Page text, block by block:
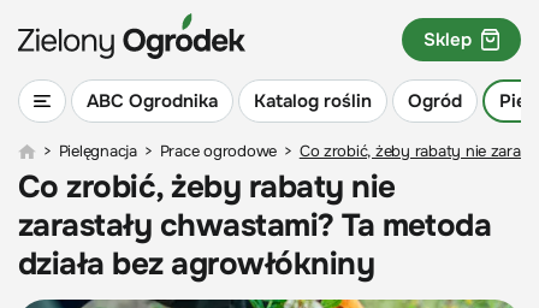
ABC Ogrodnika Katalog roślin Ogród
Sklep
> Pielęgnacja > Prace ogrodowe > Co zrobić, żeby rabaty nie
Co zrobić, żeby rabaty nie
zarastały chwastami? Ta metoda
działa bez agrowłókniny